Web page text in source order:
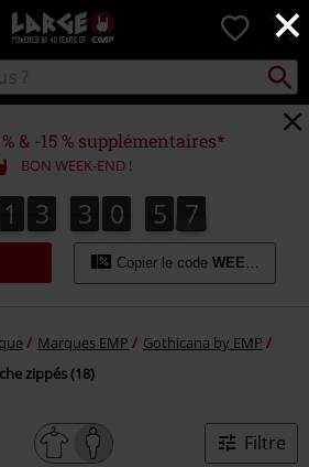
×
EMP
-
Merchandising
Gaming,
Films
&
Séries
TV
Modes
alternatives
0
& -15 % supplémentaires*
BON WEEK-END !
1
1 3
3 3
3 0
0
0
0 5
5
5
5 6
7
6
8
7
Copier le code WEEKEND
Marques EMP
Gothicana by EMP
zippés (18)
Filtre